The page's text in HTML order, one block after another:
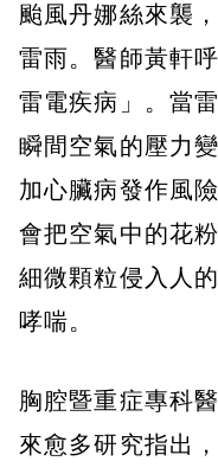
颱風丹娜絲來襲
雷雨。醫師黃軒
雷電疾病」。當
瞬間空氣的壓力
加心臟病發作風
會把空氣中的花
細微顆粒侵入人
哮喘。
胸腔暨重症專科
來愈多研究指出